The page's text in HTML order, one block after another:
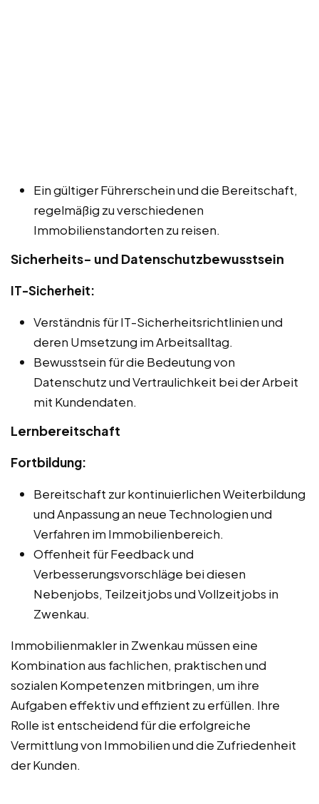
Ein gültiger Führerschein und die Bereitschaft,
regelmäßig zu verschiedenen
Immobilienstandorten zu reisen.
Sicherheits- und Datenschutzbewusstsein
IT-Sicherheit:
Verständnis für IT-Sicherheitsrichtlinien und
deren Umsetzung im Arbeitsalltag.
Bewusstsein für die Bedeutung von
Datenschutz und Vertraulichkeit bei der Arbeit
mit Kundendaten.
Lernbereitschaft
Fortbildung:
Bereitschaft zur kontinuierlichen Weiterbildung
und Anpassung an neue Technologien und
Verfahren im Immobilienbereich.
Offenheit für Feedback und
Verbesserungsvorschläge bei diesen
Nebenjobs, Teilzeitjobs und Vollzeitjobs in
Zwenkau.
Immobilienmakler in Zwenkau müssen eine
Kombination aus fachlichen, praktischen und
sozialen Kompetenzen mitbringen, um ihre
Aufgaben effektiv und effizient zu erfüllen. Ihre
Rolle ist entscheidend für die erfolgreiche
Vermittlung von Immobilien und die Zufriedenheit
der Kunden.